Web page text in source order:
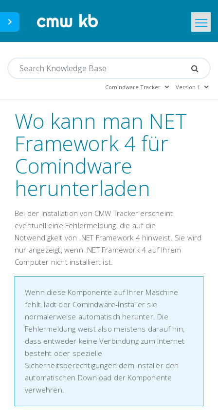
Wo kann man NET
Framework 4 für
Comindware
herunterladen
Bei der Installation von CMW Tracker erscheint
eventuell eine Fehlermeldung, die auf die
Notwendigkeit von .NET Framework 4 hinweist. Sie wird
nur angezeigt, wenn .NET Framework 4 auf Ihrem
Computer nicht installiert ist.
Wenn diese Komponente auf Ihrer Maschine
fehlt, lädt der Comindware-Installer sie
normalerweise automatisch herunter. Die
Fehlermeldung weist also meistens darauf hin,
dass entweder keine Verbindung zum Internet
besteht oder spezielle
Sicherheitsberechtigungen dem Installer den
automatischen Download der Komponente
verwehren.